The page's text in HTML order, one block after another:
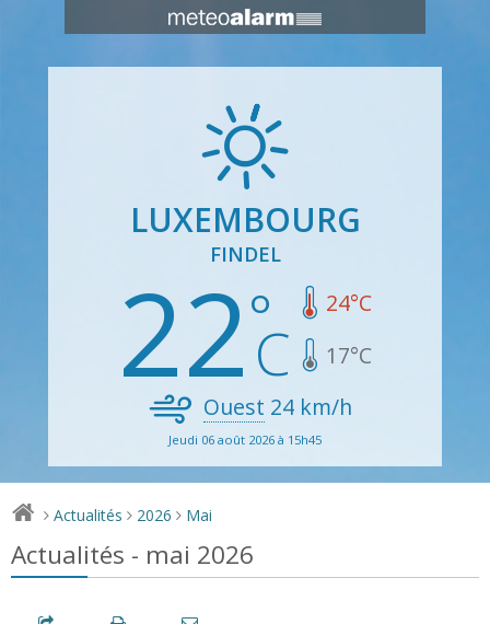
LUXEMBOURG
FINDEL
22 24°C
17°C
Ouest 24 km/h
Jeudi 06 août 2026 à 15h45
> Actualités > 2026 > Mai
Actualités - mai 2026